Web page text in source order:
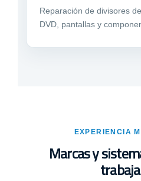
Reparación de divisores
DVD, pantallas y
EXPERIENCIA
Marcas y